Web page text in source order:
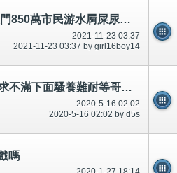
背山面海陽光沙灘.香港澳門850萬市民游水屙屎尿飛鳥尿屎,精神科警察,廉署政府,公安RTHK等等on99,還有？
2021-11-23 03:37
2021-11-23 03:37 by girl16boy14
+xcm1998 悶騷學生妹欲求不滿下面騷養難耐等哥哥插她小穴穴
2020-5-16 02:02
2020-5-16 02:02 by d5s
嗎